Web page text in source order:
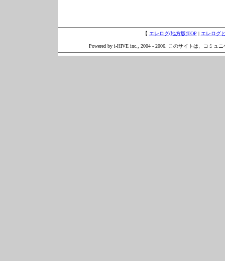
【 エレログ(地方版)TOP | エレログ
Powered by i-HIVE inc., 2004 - 2006. このサイトは、コミュ